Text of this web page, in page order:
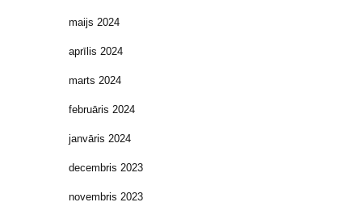
maijs 2024
aprīlis 2024
marts 2024
februāris 2024
janvāris 2024
decembris 2023
novembris 2023